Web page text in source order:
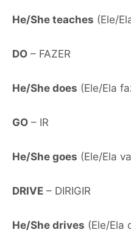
He/She teaches (Ele/
DO – FAZER
He/She does (Ele/Ela
GO – IR
He/She goes (Ele/Ela
DRIVE – DIRIGIR
He/She drives (Ele/Ela